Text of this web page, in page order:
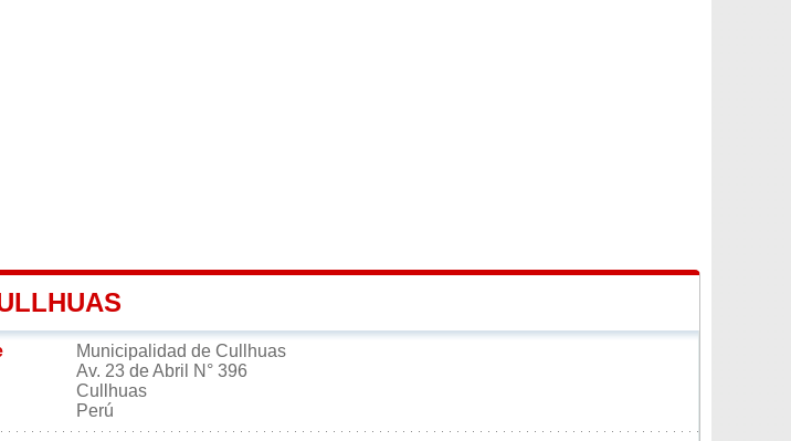
Municipalidad de Cullhuas
Av. 23 de Abril N° 396
Cullhuas
Perú